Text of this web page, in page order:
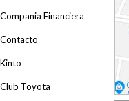
Compania Financiera
Contacto
Kinto
Club Toyota